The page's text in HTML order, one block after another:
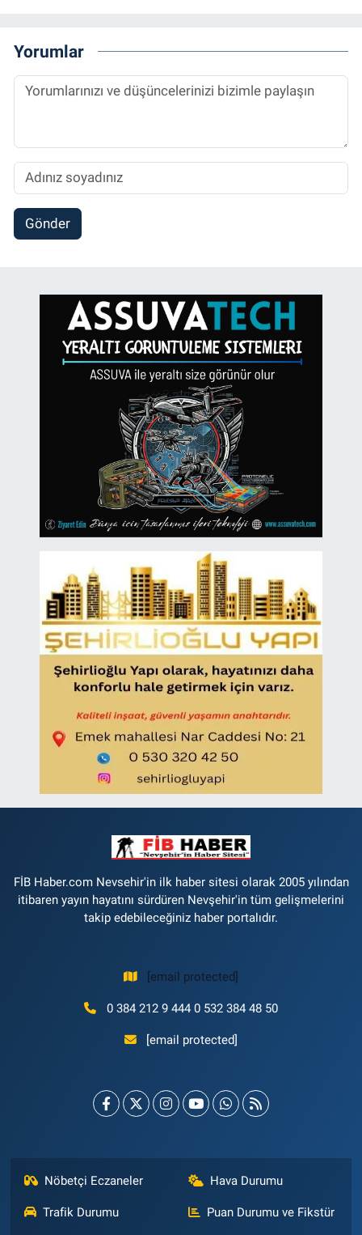
Yorumlar
Gönder
FİB Haber.com Nevsehir'in ilk haber sitesi olarak 2005 yılından
itibaren yayın hayatını sürdüren Nevşehir'in tüm gelişmelerini
takip edebileceğiniz haber portalıdır.
[email protected]
0 384 212 9 444 0 532 384 48 50
[email protected]
Nöbetçi Eczaneler Hava Durumu
Trafik Durumu Puan Durumu ve Fikstür